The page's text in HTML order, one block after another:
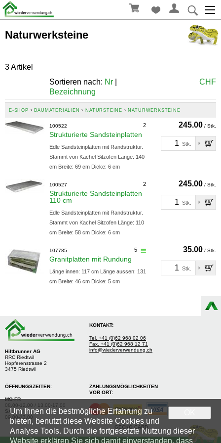
Naturwerksteine
3 Artikel
Sortieren nach: Nr
Bezeichnung
CHF
E-SHOP › BAUMATERIALIEN › NATURSTEINE › NATURWERKSTEINE
2
100522
Strukturierte Sandsteinplatten
Edle Sandsteinplatten mit Randstruktur.
Stammt von Kachel Sitzofen Länge: 140
cm Breite: 69 cm Dicke: 6 cm
245.00 / Stk.
Stk.
2
100527
Strukturierte Sandsteinplatten
110 cm
Edle Sandsteinplatten mit Randstruktur.
Stammt von Kachel Sitzofen Länge: 110
cm Breite: 58 cm Dicke: 6 cm
245.00 / Stk.
Stk.
5
107785
Granitplatten mit Rundung
Länge innen: 117 cm Länge aussen: 131
cm Breite: 46 cm Dicke: 5 cm
35.00 / Stk.
Stk.
Hiltbrunner AG
RRC Riedtwil
Hopferenstrasse 2
3475 Riedtwil
KONTAKT:
Tel. +41 (0)62 968 02 06
Fax. +41 (0)62 968 12 71
info@wiederverwendung.ch
ÖFFNUNGSZEITEN:
MO-FR
08.00-12.00 / 13.00-17.00
SA
09.00-13.00
ZAHLUNGSMÖGLICHKEITEN
VOR ORT:
GECKO CARD
Um Ihnen die bestmögliche Erfahrung zu
bieten, benutzt diese Website Cookies und
Analyse Tools. Durch die fortgesetzte Nutzung dieser
Website erklären Sie sich damit einverstanden, dass